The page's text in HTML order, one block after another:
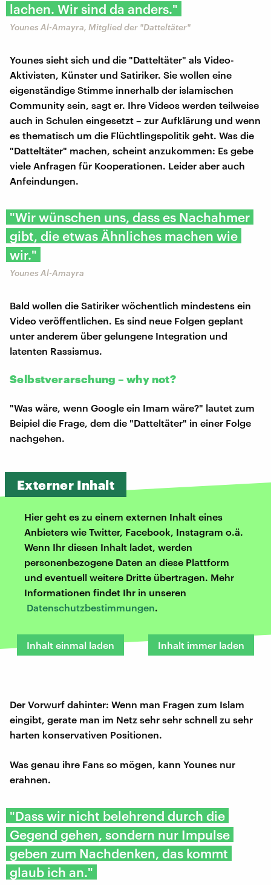
lachen. Wir sind da anders."
Younes Al-Amayra, Mitglied der "Datteltäter"
Younes sieht sich und die "Datteltäter" als Video-
Aktivisten, Künster und Satiriker. Sie wollen eine
eigenständige Stimme innerhalb der islamischen
Community sein, sagt er. Ihre Videos werden teilweise
auch in Schulen eingesetzt – zur Aufklärung und wenn
es thematisch um die Flüchtlingspolitik geht. Was die
"Datteltäter" machen, scheint anzukommen: Es gebe
viele Anfragen für Kooperationen. Leider aber auch
Anfeindungen.
"Wir wünschen uns, dass es Nachahmer
gibt, die etwas Ähnliches machen wie
wir."
Younes Al-Amayra
Bald wollen die Satiriker wöchentlich mindestens ein
Video veröffentlichen. Es sind neue Folgen geplant
unter anderem über gelungene Integration und
latenten Rassismus.
Selbstverarschung – why not?
"Was wäre, wenn Google ein Imam wäre?" lautet zum
Beipiel die Frage, dem die "Datteltäter" in einer Folge
nachgehen.
Externer Inhalt
Hier geht es zu einem externen Inhalt eines
Anbieters wie Twitter, Facebook, Instagram o.ä.
Wenn Ihr diesen Inhalt ladet, werden
personenbezogene Daten an diese Plattform
und eventuell weitere Dritte übertragen. Mehr
Informationen findet Ihr in unseren
Datenschutzbestimmungen.
Inhalt einmal laden Inhalt immer laden
Der Vorwurf dahinter: Wenn man Fragen zum Islam
eingibt, gerate man im Netz sehr sehr schnell zu sehr
harten konservativen Positionen.
Was genau ihre Fans so mögen, kann Younes nur
erahnen.
"Dass wir nicht belehrend durch die
Gegend gehen, sondern nur Impulse
geben zum Nachdenken, das kommt
glaub ich an."